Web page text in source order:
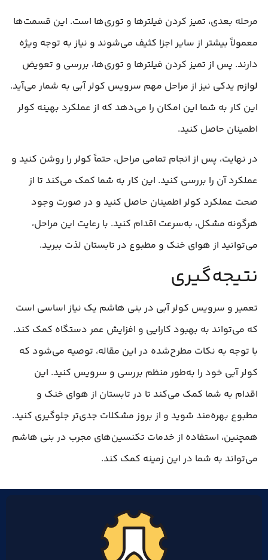
مرحله بعدی، تمیز کردن فیلترها و توری‌ها است. این قسمت‌ها
معمولاً بیشتر از سایر اجزا کثیف می‌شوند و نیاز به توجه ویژه
دارند. پس از تمیز کردن فیلترها و توری‌ها، بررسی و تعویض
لوازم یدکی نیز از مراحل مهم سرویس کولر آبی به شمار می‌آید.
این کار به شما این امکان را می‌دهد که از عملکرد بهینه کولر
اطمینان حاصل کنید.
در نهایت، پس از انجام تمامی مراحل، حتماً کولر را روشن کنید و
عملکرد آن را بررسی کنید. این کار به شما کمک می‌کند تا از
صحت عملکرد کولر اطمینان حاصل کنید و در صورت وجود
هرگونه مشکل، به‌سرعت اقدام کنید. با رعایت این مراحل،
می‌توانید از هوای خنک و مطبوع در تابستان لذت ببرید.
نتیجه‌گیری
تعمیر و سرویس کولر آبی در بنی هاشم یک نیاز اساسی است
که می‌تواند به بهبود کارایی و افزایش عمر دستگاه کمک کند.
با توجه به نکات مطرح‌شده در این مقاله، توصیه می‌شود که
کولر آبی خود را به‌طور منظم بررسی و سرویس کنید. این
اقدام به شما کمک می‌کند تا در تابستان از هوای خنک و
مطبوع بهره‌مند شوید و از بروز مشکلات جدی‌تر جلوگیری کنید.
همچنین، استفاده از خدمات تکنسین‌های مجرب در بنی هاشم
می‌تواند به شما در این زمینه کمک کند.